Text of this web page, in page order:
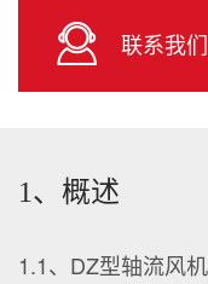
联系我们
1、概述
1.1、DZ型轴流风